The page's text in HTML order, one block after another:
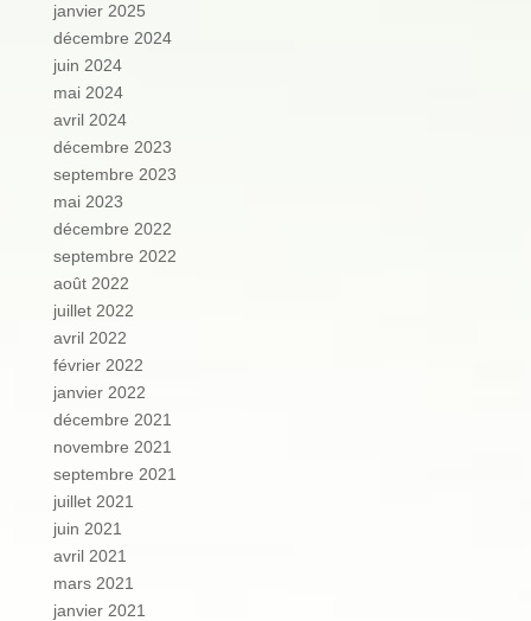
janvier 2025
décembre 2024
juin 2024
mai 2024
avril 2024
décembre 2023
septembre 2023
mai 2023
décembre 2022
septembre 2022
août 2022
juillet 2022
avril 2022
février 2022
janvier 2022
décembre 2021
novembre 2021
septembre 2021
juillet 2021
juin 2021
avril 2021
mars 2021
janvier 2021